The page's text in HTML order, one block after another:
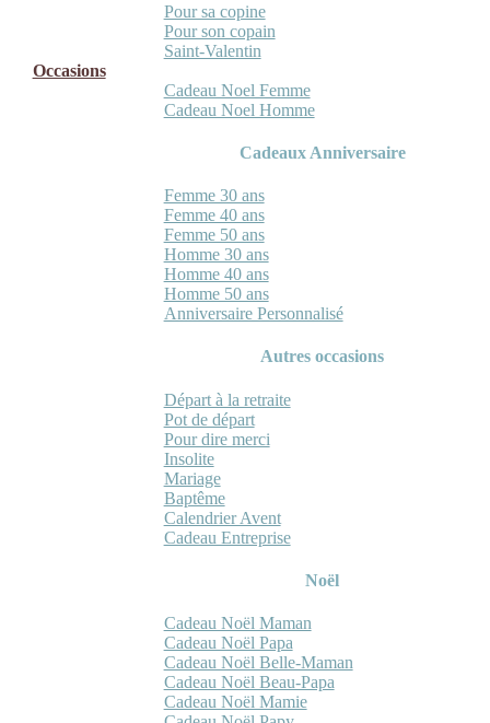
Pour sa copine
Pour son copain
Saint-Valentin
Occasions
Cadeau Noel Femme
Cadeau Noel Homme
Cadeaux Anniversaire
Femme 30 ans
Femme 40 ans
Femme 50 ans
Homme 30 ans
Homme 40 ans
Homme 50 ans
Anniversaire Personnalisé
Autres occasions
Départ à la retraite
Pot de départ
Pour dire merci
Insolite
Mariage
Baptême
Calendrier Avent
Cadeau Entreprise
Noël
Cadeau Noël Maman
Cadeau Noël Papa
Cadeau Noël Belle-Maman
Cadeau Noël Beau-Papa
Cadeau Noël Mamie